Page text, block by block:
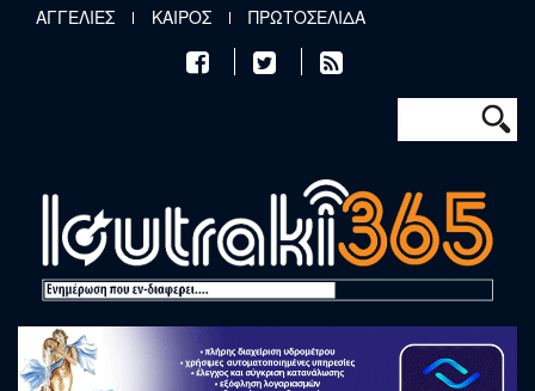
Παράκαμψη προς το κυρίως περιεχόμενο
ΑΓΓΕΛΙΕΣ ΚΑΙΡΟΣ ΠΡΩΤΟΣΕΛΙΔΑ
Φόρμα
Αναζήτηση